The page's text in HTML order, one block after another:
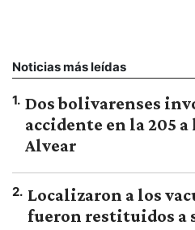
Noticias más leídas
1. Dos bolivarenses
accidente en la 205
Alvear
2. Localizaron a los
fueron restituidos a